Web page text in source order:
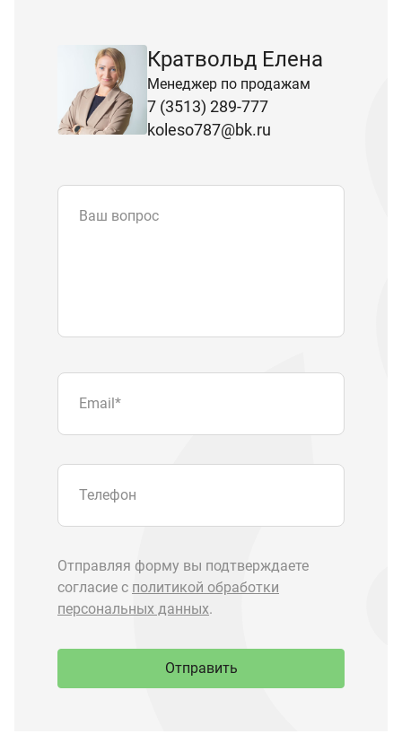
Кратвольд Елена
Менеджер по продажам
7 (3513) 289-777
koleso787@bk.ru
Ваш вопрос
Запчасти Урал
Запчасти Камаз
Спецпредложения